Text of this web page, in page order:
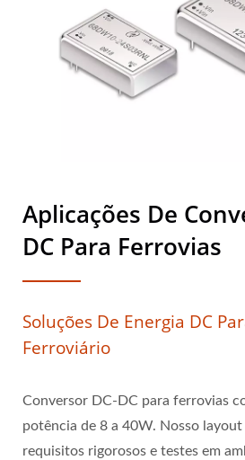
Aplicações De
DC Para Ferrovias
Soluções De Energia DC
Ferroviário
Conversor DC-DC para ferrovias
potência de 8 a 40W. Nosso layout
requisitos rigorosos e testes em